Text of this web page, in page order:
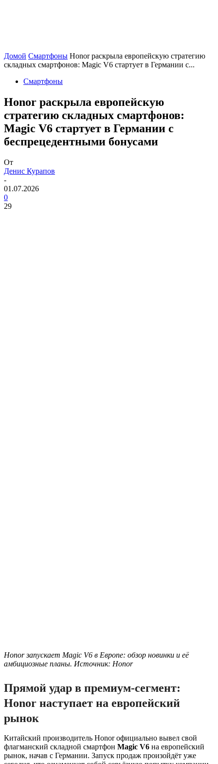
Домой Смартфоны Honor раскрыла европейскую стратегию
складных смартфонов: Magic V6 стартует в Германии с...
Смартфоны
Honor раскрыла европейскую
стратегию складных смартфонов:
Magic V6 стартует в Германии с
беспрецедентными бонусами
От
Денис Курапов
-
01.07.2026
0
29
Honor запускает Magic V6 в Европе: обзор новинки и её
амбициозные планы. Источник: Honor
Прямой удар в премиум-сегмент:
Honor наступает на европейский
рынок
Китайский производитель Honor официально вывел свой
флагманский складной смартфон Magic V6 на европейский
рынок, начав с Германии. Запуск продаж произойдёт уже